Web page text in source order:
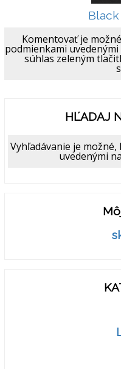
Black
Komentovať je
podmienkami
súhlas zeleným
HĽADAJ
Vyhľadávanie je
uvedenými